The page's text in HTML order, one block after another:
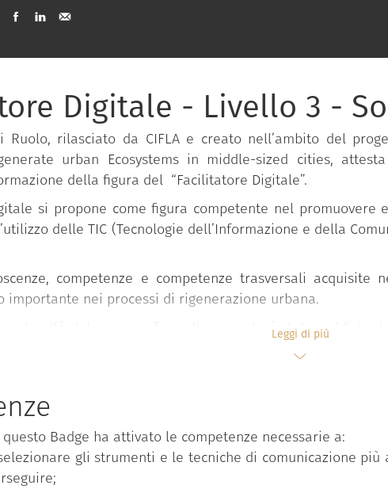
Digitale - Livello 3 -
Ruolo, rilasciato da CIFLA e creato nell’ambito del
urban Ecosystems in middle-sized cities,
della figura del “Facilitatore Digitale”.
si propone come figura competente nel
delle TIC (Tecnologie dell’Informazione e della
competenze e competenze trasversali acquisite
importante nei processi di rigenerazione urbana.
del percorso formativo, questo è stato
di competenze utilizzando le conoscenze
di competenze tematiche e competenze
gruppi;
delle competenze acquisite e ottenimento di
la partecipazione ad Azioni Pilota.
Leggi di più
Badge ha attivato le competenze necessarie a:
gli strumenti e le tecniche di comunicazione